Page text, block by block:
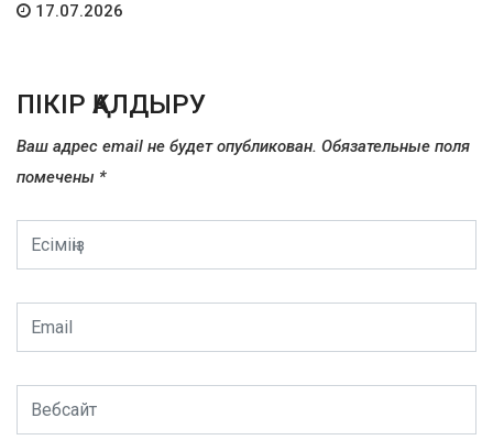
17.07.2026
ПІКІР ҚАЛДЫРУ
Ваш адрес email не будет опубликован. Обязательные поля
помечены *